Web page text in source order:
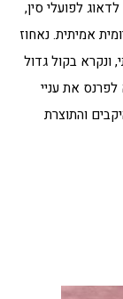
לפועלי סין,
אמיתית. נאחוז
ונקרא בקול גדול
את עניי
והתוצרת